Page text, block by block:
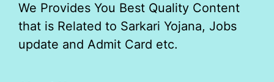
We Provides You Best Quality Content
that is Related to Sarkari Yojana, Jobs
update and Admit Card etc.